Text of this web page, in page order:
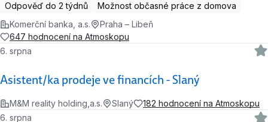
Odpověď do 2 týdnů
Možnost občasné práce z domova
Komerční banka, a.s.
Praha – Libeň
647 hodnocení na Atmoskopu
Asistent/ka prodeje ve financích - Slaný
6. srpna
M&M reality holding,a.s. Slaný 182 hodnocení na Atmoskopu
6. srpna